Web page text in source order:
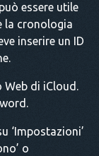
essere utile
la cronologia
inserire un ID
Web di iCloud.
‘Impostazioni’
o